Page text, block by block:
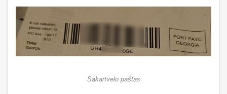
Sakartvelo paštas